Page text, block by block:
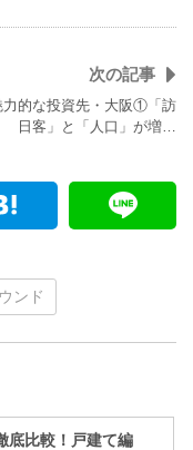
次の記事
力的な投資先・大阪①「訪
日客」と「人口」が増…
ンド
底比較！戸建て編